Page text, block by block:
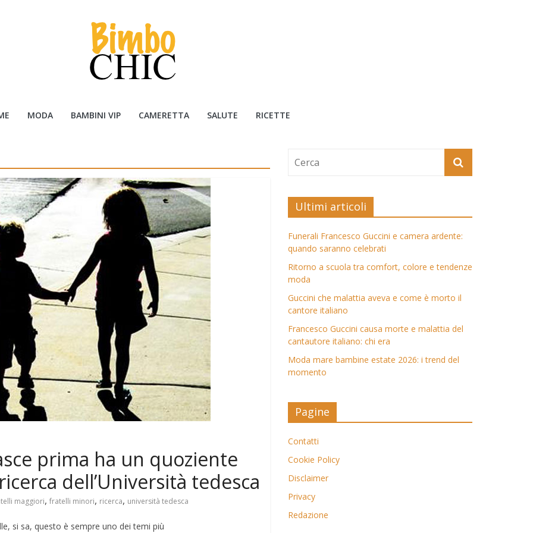
MODA BAMBINI VIP CAMERETTA SALUTE RICETTE
prima ha un quoziente
dell’Università tedesca
maggiori, fratelli minori, ricerca, università tedesca
si sa, questo è sempre uno dei temi più
Ultimi articoli
Funerali Francesco Guccini e camera ardente:
quando saranno celebrati
Ritorno a scuola tra comfort, colore e tendenze
moda
Guccini che malattia aveva e come è morto il
cantore italiano
Francesco Guccini causa morte e malattia del
cantautore italiano: chi era
Moda mare bambine estate 2026: i trend del
momento
Pagine
Contatti
Cookie Policy
Disclaimer
Privacy
Redazione